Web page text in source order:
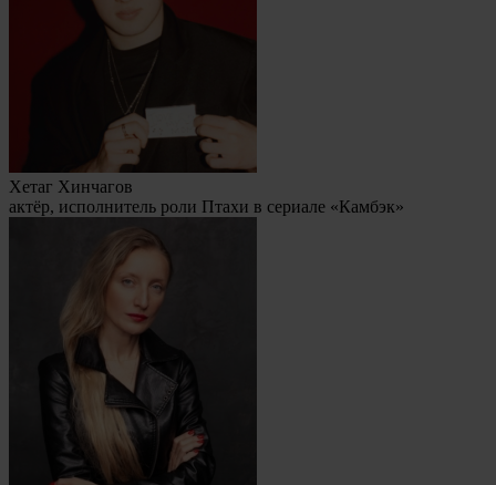
Хетаг Хинчагов
актёр, исполнитель роли Птахи в сериале «Камбэк»